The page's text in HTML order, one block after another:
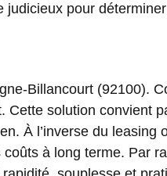
pour
Billancourt (92100).
Cette solution convient
À l’inverse du leasing
à long terme. Par